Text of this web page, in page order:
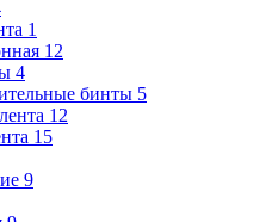
1
12
4
бинты 5
12
15
9